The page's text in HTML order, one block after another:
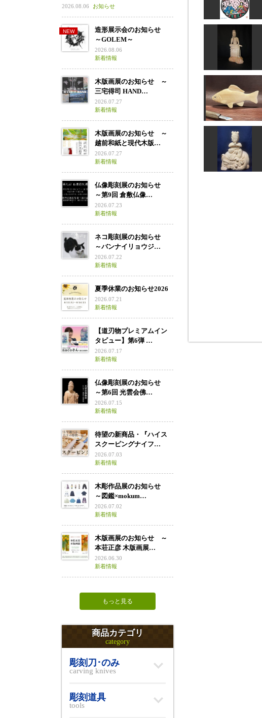
版画カレンダ 庚子
弥生
fuku
弥勒菩薩
まあちゃん
鮒
MINI
2026.08.06 お知らせ
造形展示会のお知らせ
～GOLEM～
2026.08.06
新着情報
木版画展のお知らせ ～
三宅得司 HAND…
2026.07.27
新着情報
木版画展のお知らせ ～
越前和紙と現代木版…
2026.07.27
新着情報
仏像彫刻展のお知らせ
～第9回 倉敷仏像…
2026.07.23
新着情報
ネコ彫刻展のお知らせ
～バンナイリョウジ…
2026.07.22
新着情報
夏季休業のお知らせ2026
2026.07.21
新着情報
【道刃物プレミアムイン
タビュー】第6弾 …
2026.07.17
新着情報
仏像彫刻展のお知らせ
～第6回 光雲会佛…
2026.07.15
新着情報
待望の新商品・『ハイス
スクーピングナイフ…
2026.07.03
新着情報
木彫作品展のお知らせ
～図鑑×mokum…
2026.07.02
新着情報
木版画展のお知らせ ～
本荘正彦 木版画展…
2026.06.30
新着情報
もっと見る
商品カテゴリ
category
彫刻刀･のみ
carving knives
彫刻道具
tools